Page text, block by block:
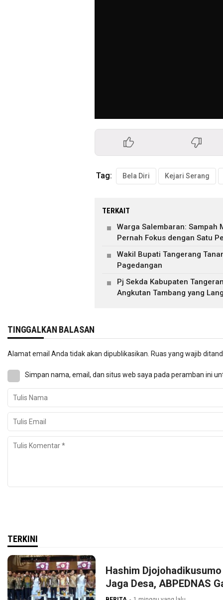
Tag: Bela Diri Kejari Serang
TERKAIT
Warga Salembaran: Sampah
Pernah Fokus dengan Satu
Wakil Bupati Tangerang
Pagedangan
Pj Sekda Kabupaten
Angkutan Tambang yang
TINGGALKAN BALASAN
Alamat email Anda tidak akan dipublikasikan. Ruas yang wajib
Simpan nama, email, dan situs web saya pada peramban ini
TERKINI
Hashim
Jaga Desa, ABPEDNAS